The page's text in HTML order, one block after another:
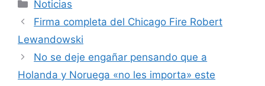
Noticias
Firma completa del Chicago Fire Robert
Lewandowski
No se deje engañar pensando que a
Holanda y Noruega «no les importa» este